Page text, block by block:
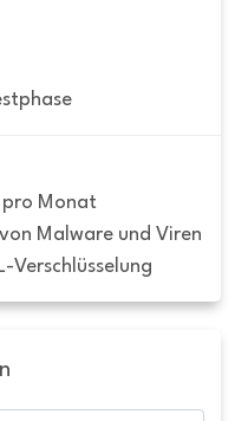
pro Monat
Malware und Viren
Verschlüsselung